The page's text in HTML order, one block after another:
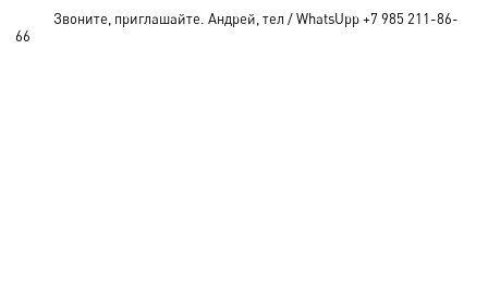
Звоните, приглашайте. Андрей, тел / WhatsUpp +7 985 211-86-
66